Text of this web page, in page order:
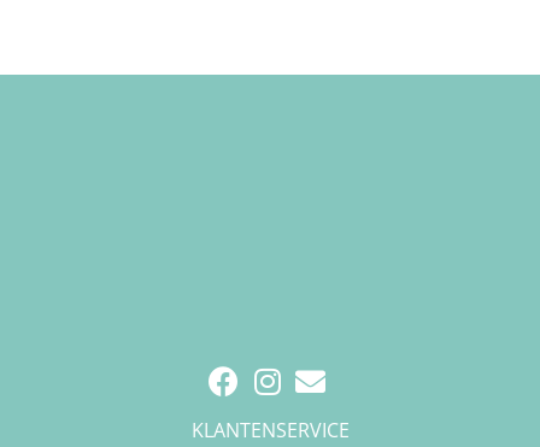
KLANTENSERVICE